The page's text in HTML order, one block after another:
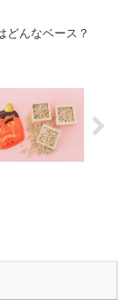
どんなベース？